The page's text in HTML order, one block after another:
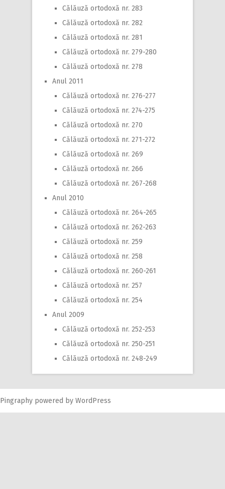
Călăuză ortodoxă nr. 283
Călăuză ortodoxă nr. 282
Călăuză ortodoxă nr. 281
Călăuză ortodoxă nr. 279-280
Călăuză ortodoxă nr. 278
Anul 2011
Călăuză ortodoxă nr. 276-277
Călăuză ortodoxă nr. 274-275
Călăuză ortodoxă nr. 270
Călăuză ortodoxă nr. 271-272
Călăuză ortodoxă nr. 269
Călăuză ortodoxă nr. 266
Călăuză ortodoxă nr. 267-268
Anul 2010
Călăuză ortodoxă nr. 264-265
Călăuză ortodoxă nr. 262-263
Călăuză ortodoxă nr. 259
Călăuză ortodoxă nr. 258
Călăuză ortodoxă nr. 260-261
Călăuză ortodoxă nr. 257
Călăuză ortodoxă nr. 254
Anul 2009
Călăuză ortodoxă nr. 252-253
Călăuză ortodoxă nr. 250-251
Călăuză ortodoxă nr. 248-249
Pingraphy powered by WordPress